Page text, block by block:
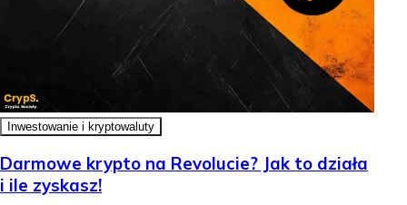
Inwestowanie i kryptowaluty
Darmowe krypto na Revolucie? Jak to działa
i ile zyskasz!